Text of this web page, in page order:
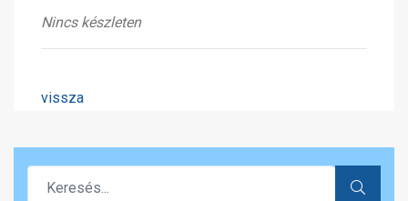
Nincs készleten
vissza